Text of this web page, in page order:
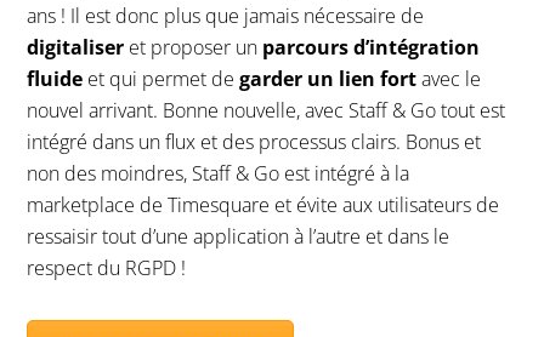
ans ! Il est donc plus que jamais nécessaire de
digitaliser et proposer un parcours d’intégration
fluide et qui permet de garder un lien fortavec le
nouvel arrivant. Bonne nouvelle, avec Staff & Go tout est
intégré dans un flux et des processus clairs. Bonus et
non des moindres, Staff & Go est intégré à la
marketplace de Timesquare et évite aux utilisateurs de
ressaisir tout d’une application à l’autre et dans le
respect du RGPD !